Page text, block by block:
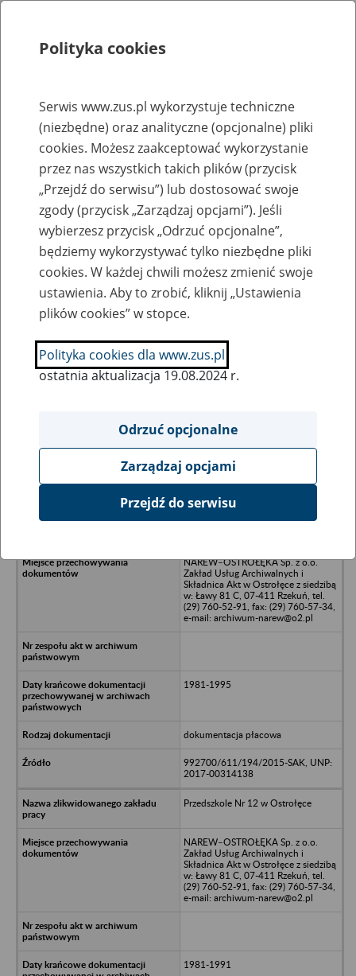
Rejestry, ewidencje i archiwa
Baza zlikwidowanych lub
przekształconych zakładów pracy
Nazwa zakładu pracy:
SZUKAJ
Ukryj wszystkie pozycje bazy
Przedszkole Nr 14 w Ostrołęce
NAREW–OSTROŁĘKA Sp. z o.o.
Zakład Usług Archiwalnych i
Składnica Akt w Ostrołęce z siedzibą
w: Ławy 81 C, 07-411 Rzekuń, tel.
(29) 760-52-91, fax: (29) 760-57-34,
e-mail: archiwum-narew@o2.pl
1981-1995
dokumentacja płacowa
992700/611/194/2015-SAK, UNP:
2017-00314138
Przedszkole Nr 12 w Ostrołęce
NAREW–OSTROŁĘKA Sp. z o.o.
Zakład Usług Archiwalnych i
Składnica Akt w Ostrołęce z siedzibą
w: Ławy 81 C, 07-411 Rzekuń, tel.
(29) 760-52-91, fax: (29) 760-57-34,
e-mail: archiwum-narew@o2.pl
1981-1991
Polityka cookies
Serwis www.zus.pl wykorzystuje techniczne
(niezbędne) oraz analityczne (opcjonalne) pliki
cookies. Możesz zaakceptować wykorzystanie
przez nas wszystkich takich plików (przycisk
„Przejdź do serwisu”) lub dostosować swoje
zgody (przycisk „Zarządzaj opcjami”). Jeśli
wybierzesz przycisk „Odrzuć opcjonalne”,
będziemy wykorzystywać tylko niezbędne pliki
cookies. W każdej chwili możesz zmienić swoje
ustawienia. Aby to zrobić, kliknij „Ustawienia
plików cookies” w stopce.
Polityka cookies dla www.zus.pl
ostatnia aktualizacja 19.08.2024 r.
Odrzuć opcjonalne
Zarządzaj opcjami
Przejdź do serwisu